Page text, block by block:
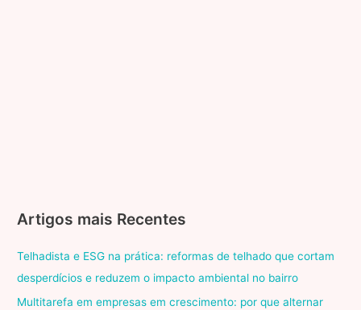
Artigos mais Recentes
Telhadista e ESG na prática: reformas de telhado que cortam
desperdícios e reduzem o impacto ambiental no bairro
Multitarefa em empresas em crescimento: por que alternar